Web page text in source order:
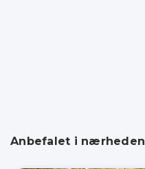
Anbefalet i nærheden